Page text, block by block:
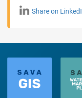
Share on